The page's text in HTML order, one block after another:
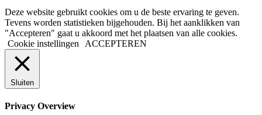
Deze website gebruikt cookies om u de beste ervaring te geven.
Tevens worden statistieken bijgehouden. Bij het aanklikken van
"Accepteren" gaat u akkoord met het plaatsen van alle cookies.
Cookie instellingen
ACCEPTEREN
Sluiten
Privacy Overview